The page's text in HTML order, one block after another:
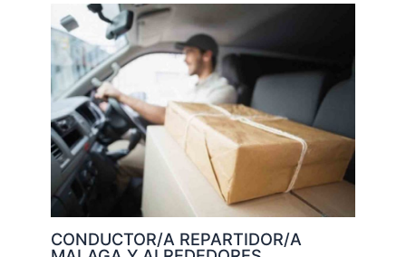
CONDUCTOR/A REPARTIDOR/A